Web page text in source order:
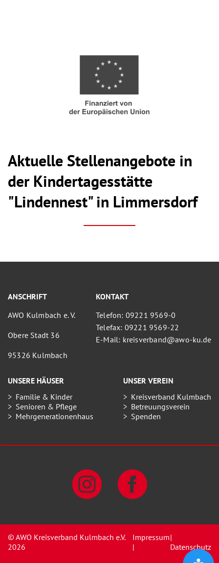
Aktuelle Stellenangebote in
der Kindertagesstätte
"Lindennest" in Limmersdorf
ANSCHRIFT
AWO Kulmbach e. V.
Obere Stadt 36
95326 Kulmbach
KONTAKT
Telefon: 09221 9569-0
Telefax: 09221 9569-22
E-Mail: kreisverband@awo-ku.de
UNSERE HÄUSER
Familie & Kinder
Senioren & Pflege
Mehrgenerationenhaus
UNSER VEREIN
Kreisverband Kulmbach
Betreuungsverein
Spenden
© AWO Kreisverband Kulmbach e.V.
2026
Impressum
|
|
Datenschutz